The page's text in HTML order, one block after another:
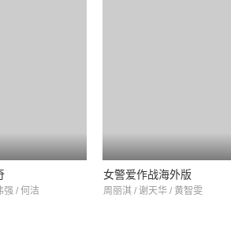
强 / 何洁
女警爱作战海外版
周丽淇 / 谢天华 / 黄智雯